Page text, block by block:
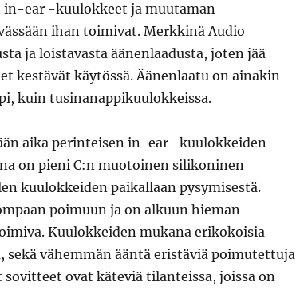
ear -kuulokkeet ja muutaman
ihan toimivat. Merkkinä Audio
ja loistavasta äänenlaadusta, joten jää
kestävät käytössä. Äänenlaatu on ainakin
kuin tusinanappikuulokkeissa.
aika perinteisen in-ear -kuulokkeiden
on pieni C:n muotoinen silikoninen
kuulokkeiden paikallaan pysymisestä.
poimuun ja on alkuun hieman
Kuulokkeiden mukana erikokoisia
vähemmän ääntä eristäviä poimutettuja
ovat käteviä tilanteissa, joissa on